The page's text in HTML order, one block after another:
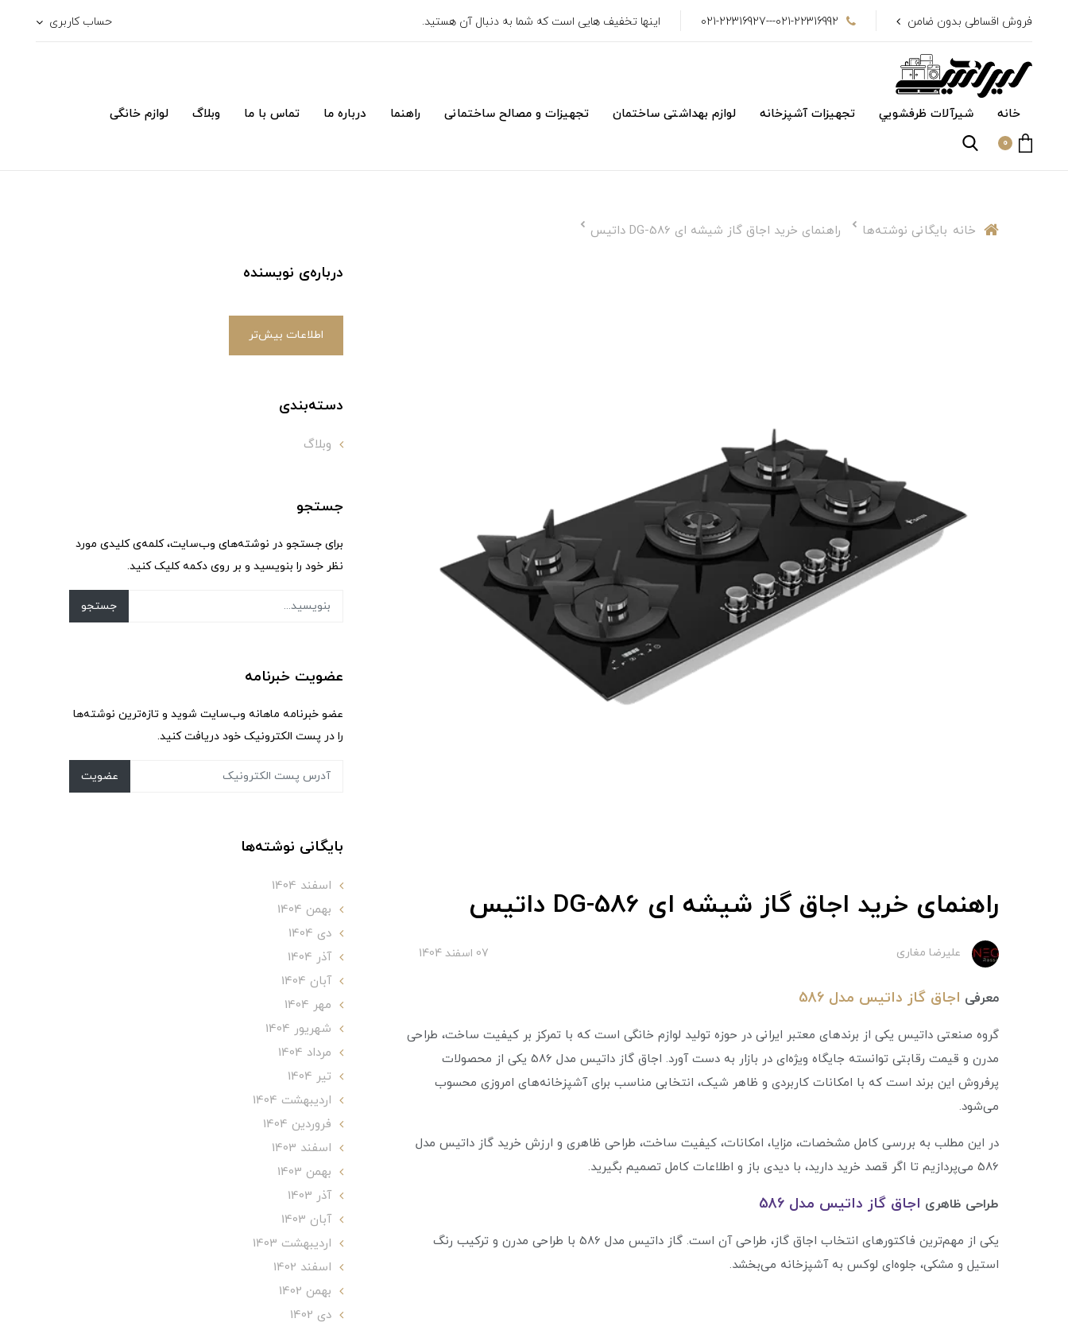
فروش اقساطی بدون ضامن 021-22316992---021-22316927 اینها تخفیف هایی است که شما به دنبال آن هستید. حساب کاربری
خانه شیرآلات ظرفشويي تجهیزات آشپزخانه لوازم بهداشتی ساختمان تجهیزات و مصالح ساختمانی راهنما درباره ما تماس با ما وبلاگ لوازم خانگی
0
خانه بایگانی نوشته‌ها راهنمای خرید اجاق گاز شیشه ای DG-586 داتیس
راهنمای خرید اجاق گاز شیشه ای DG-586 داتیس
علیرضا مغاری 07 اسفند 1404
معرفی اجاق گاز داتیس مدل 586
گروه صنعتی داتیس یکی از برندهای معتبر ایرانی در حوزه تولید لوازم خانگی است که با تمرکز بر کیفیت ساخت، طراحی
مدرن و قیمت رقابتی توانسته جایگاه ویژه‌ای در بازار به دست آورد. اجاق گاز داتیس مدل 586 یکی از محصولات
پرفروش این برند است که با امکانات کاربردی و ظاهر شیک، انتخابی مناسب برای آشپزخانه‌های امروزی محسوب
می‌شود.
در این مطلب به بررسی کامل مشخصات، مزایا، امکانات، کیفیت ساخت، طراحی ظاهری و ارزش خرید گاز داتیس مدل
586 می‌پردازیم تا اگر قصد خرید دارید، با دیدی باز و اطلاعات کامل تصمیم بگیرید.
طراحی ظاهری اجاق گاز داتیس مدل 586
یکی از مهم‌ترین فاکتورهای انتخاب اجاق گاز، طراحی آن است. گاز داتیس مدل 586 با طراحی مدرن و ترکیب رنگ
استیل و مشکی، جلوه‌ای لوکس به آشپزخانه می‌بخشد.
درباره‌ی نویسنده
اطلاعات بیش‌تر
دسته‌بندی
وبلاگ
جستجو
برای جستجو در نوشته‌های وب‌سایت، کلمه‌ی کلیدی مورد
نظر خود را بنویسید و بر روی دکمه کلیک کنید.
جستجو
عضویت خبرنامه
عضو خبرنامه ماهانه وب‌سایت شوید و تازه‌ترین نوشته‌ها
را در پست الکترونیک خود دریافت کنید.
عضویت
بایگانی نوشته‌ها
اسفند 1404
بهمن 1404
دی 1404
آذر 1404
آبان 1404
مهر 1404
شهریور 1404
مرداد 1404
تير 1404
ارديبهشت 1404
فروردین 1404
اسفند 1403
بهمن 1403
آذر 1403
آبان 1403
ارديبهشت 1403
اسفند 1402
بهمن 1402
دی 1402